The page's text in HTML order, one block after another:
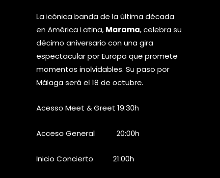
La icónica banda de la última década
en América Latina, Marama, celebra su
décimo aniversario con una gira
espectacular por Europa que promete
momentos inolvidables. Su paso por
Málaga será el 18 de octubre.
Acesso Meet & Greet 19:30h
Acceso General 20:00h
Inicio Concierto 21:00h